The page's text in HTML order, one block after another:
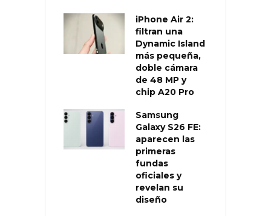
iPhone Air 2:
filtran una
Dynamic Island
más pequeña,
doble cámara
de 48 MP y
chip A20 Pro
Samsung
Galaxy S26 FE:
aparecen las
primeras
fundas
oficiales y
revelan su
diseño